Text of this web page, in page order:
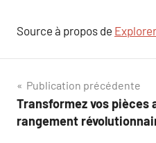
Source à propos de
Navigation
de
Publication précédente
Transformez vos pièces
rangement